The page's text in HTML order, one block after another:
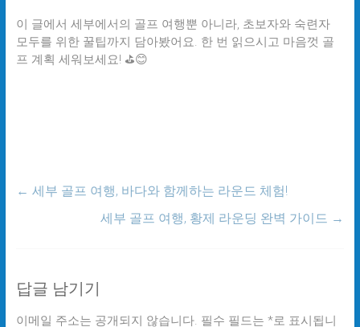
이 글에서 세부에서의 골프 여행뿐 아니라, 초보자와 숙련자
모두를 위한 꿀팁까지 담아봤어요. 한 번 읽으시고 마음껏 골
프 계획 세워보세요! ⛳😊
← 세부 골프 여행, 바다와 함께하는 라운드 체험!
세부 골프 여행, 황제 라운딩 완벽 가이드 →
답글 남기기
이메일 주소는 공개되지 않습니다. 필수 필드는 *로 표시됩니